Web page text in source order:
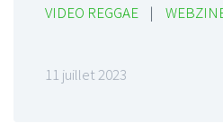
VIDEO REGGAE |
11 juillet 2023